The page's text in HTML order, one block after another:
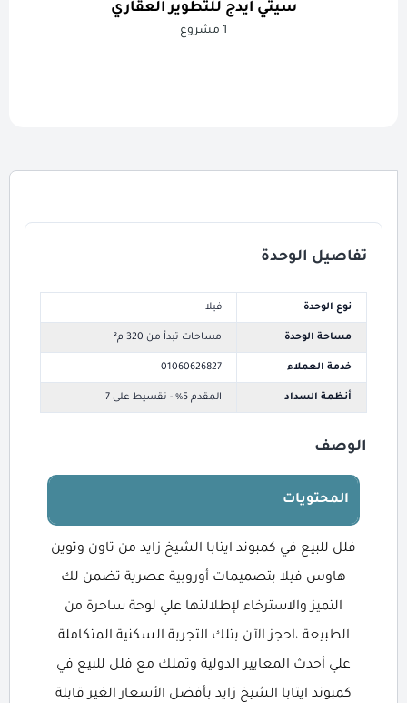
سيتي ايدج للتطوير العقاري
1 مشروع
تفاصيل الوحدة
نوع الوحدة فيلا
مساحة الوحدة مساحات تبدأ من 320 م²
خدمة العملاء 01060626827
أنظمة السداد المقدم 5% - تقسيط على 7
الوصف
المحتويات
فلل للبيع في كمبوند ايتابا الشيخ زايد من تاون وتوين
هاوس فيلا بتصميمات أوروبية عصرية تضمن لك
التميز والاسترخاء لإطلالتها علي لوحة ساحرة من
الطبيعة ،احجز الآن بتلك التجربة السكنية المتكاملة
علي أحدث المعايير الدولية وتملك مع فلل للبيع في
كمبوند ايتابا الشيخ زايد بأفضل الأسعار الغير قابلة